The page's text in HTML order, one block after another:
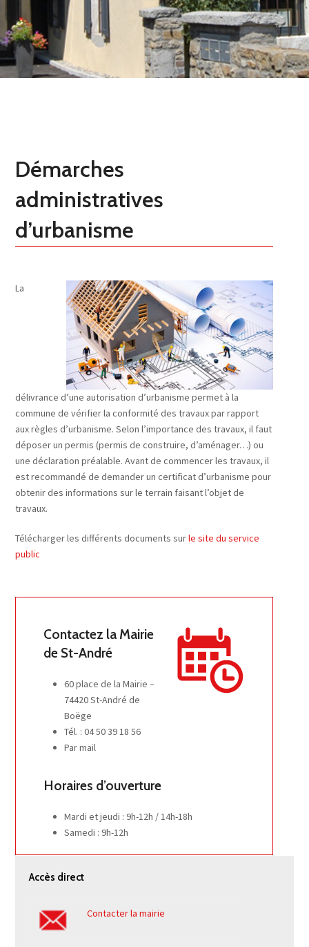
Démarches
administratives
d’urbanisme
La
délivrance d’une autorisation d’urbanisme permet à la
commune de vérifier la conformité des travaux par rapport
aux règles d’urbanisme. Selon l’importance des travaux, il faut
déposer un permis (permis de construire, d’aménager…) ou
une déclaration préalable. Avant de commencer les travaux, il
est recommandé de demander un certificat d’urbanisme pour
obtenir des informations sur le terrain faisant l’objet de
travaux.
Télécharger les différents documents surle site du service
public
Contactez la Mairie
de St-André
60 place de la Mairie –
74420 St-André de
Boëge
Tél. : 04 50 39 18 56
Par mail
Horaires d’ouverture
Mardi et jeudi : 9h-12h / 14h-18h
Samedi : 9h-12h
Accès direct
Contacter la mairie